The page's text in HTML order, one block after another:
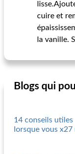
cuire et
la vanille.
Blogs qui
14 conseils utiles
lorsque vous x27